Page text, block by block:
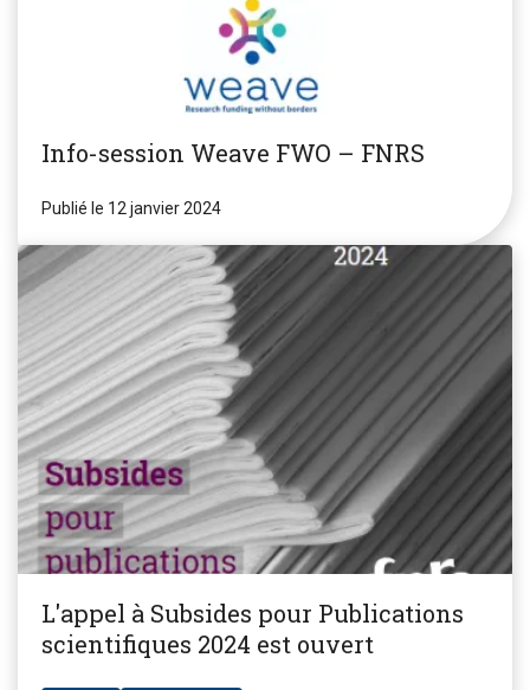
Info-session Weave FWO – FNRS
Publié le 12 janvier 2024
L'appel à Subsides pour Publications
scientifiques 2024 est ouvert